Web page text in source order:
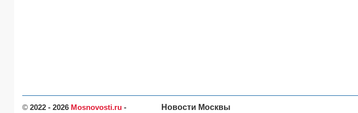
© 2022 - 2026 Mosnovosti.ru -
Новости Москвы